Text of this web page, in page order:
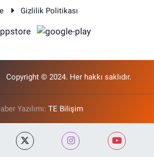
Gizlilik Politikası
Copyright © 2024. Her hakkı saklıdır.
Yazılımı: TE Bilişim